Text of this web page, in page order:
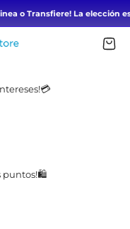
Plinea o Transfiere! La
- Perú
intereses!💳
puntos!🛍️